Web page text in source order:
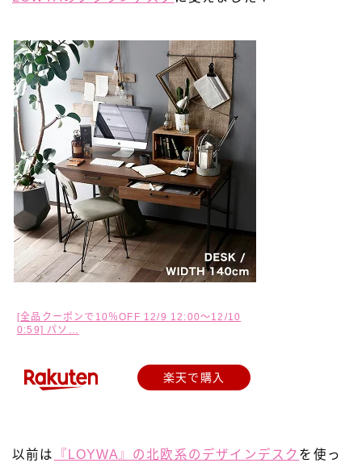
[全品クーポンで10％OFF 12/9 12:00〜12/10
0:59] パソ…
楽天で購入
以前は 『LOYWA』の北欧系のデザインデスク を使っ